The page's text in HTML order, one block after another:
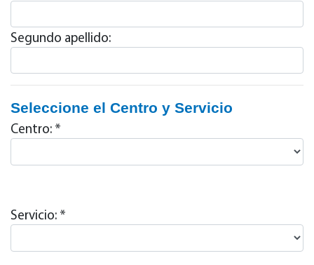
Segundo apellido:
Seleccione el Centro y Servicio
Centro: *
Servicio: *